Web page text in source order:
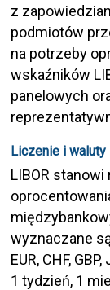
z
podmiotów
na potrzeby
wskaźników
panelowych
Liczenie i waluty
LIBOR
wyznaczane
EUR, CHF,
1 tydzień, 1